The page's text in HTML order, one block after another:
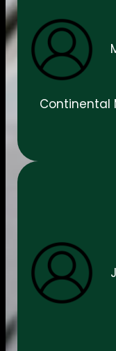
Continental